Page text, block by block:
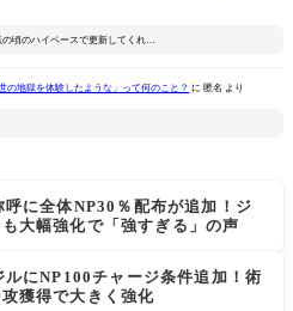
頃のハイペースで更新してくれ…
の地獄を体験したような」って何のこと？ に 匿名 より
呼に全体NP30％配布が追加！ジ
大幅強化で「強すぎる」の声
ルにNP100チャージ条件追加！術
獲得で大きく強化